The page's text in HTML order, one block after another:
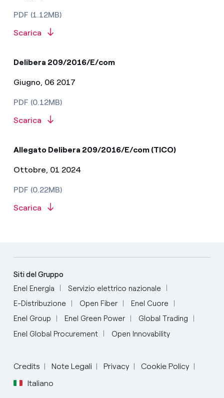
PDF (1.12MB)
Scarica
Delibera 209/2016/E/com
Giugno, 06 2017
PDF (0.12MB)
Scarica
Allegato Delibera 209/2016/E/com (TICO)
Ottobre, 01 2024
PDF (0.22MB)
Scarica
Siti del Gruppo
Enel Energia
Servizio elettrico nazionale
E-Distribuzione
Open Fiber
Enel Cuore
Enel Group
Enel Green Power
Global Trading
Enel Global Procurement
Open Innovability
Credits Note Legali Privacy
Cookie Policy
Italiano